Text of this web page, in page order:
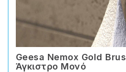
Geesa Nemox Gold
Άγκιστρο Μονό